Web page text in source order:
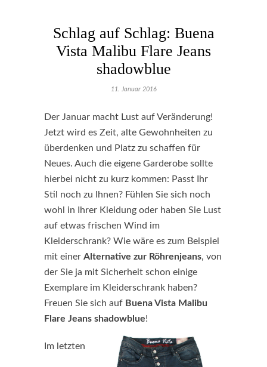
Schlag auf Schlag: Buena
Vista Malibu Flare Jeans
shadowblue
11. Januar 2016
Der Januar macht Lust auf Veränderung!
Jetzt wird es Zeit, alte Gewohnheiten zu
überdenken und Platz zu schaffen für
Neues. Auch die eigene Garderobe sollte
hierbei nicht zu kurz kommen: Passt Ihr
Stil noch zu Ihnen? Fühlen Sie sich noch
wohl in Ihrer Kleidung oder haben Sie Lust
auf etwas frischen Wind im
Kleiderschrank? Wie wäre es zum Beispiel
mit einer Alternative zur Röhrenjeans, von
der Sie ja mit Sicherheit schon einige
Exemplare im Kleiderschrank haben?
Freuen Sie sich auf Buena Vista Malibu
Flare Jeans shadowblue!
Im letzten